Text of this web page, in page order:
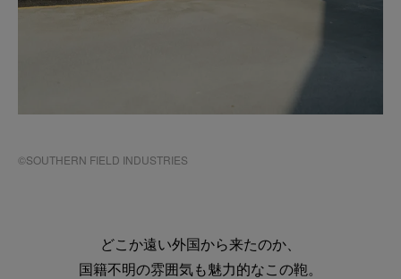
©SOUTHERN FIELD INDUSTRIES
どこか遠い外国から来たのか、
国籍不明の雰囲気も魅力的なこの鞄。